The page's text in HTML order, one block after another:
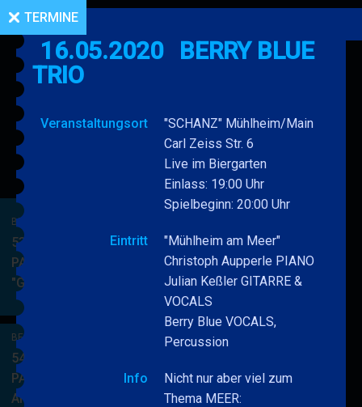
BERRY BLUE & BAND
53. JAZZ Matinee in den
PARKSIDE STUDIOS
"Gypsy Jazz"
BERRY BLUE & BAND
54. JAZZ Matinee in den
PARKSIDE STUDIOS
American Songbook
TERMINE
16.05.2020
BERRY BLUE
TRIO
Veranstaltungsort
"SCHANZ" Mühlheim/Main
Carl Zeiss Str. 6
Live im Biergarten
Einlass: 19:00 Uhr
Spielbeginn: 20:00 Uhr
Eintritt
"Mühlheim am Meer"
Christoph Aupperle PIANO
Julian Keßler GITARRE &
VOCALS
Berry Blue VOCALS,
Percussion
Info
Nicht nur aber viel zum
Thema MEER: